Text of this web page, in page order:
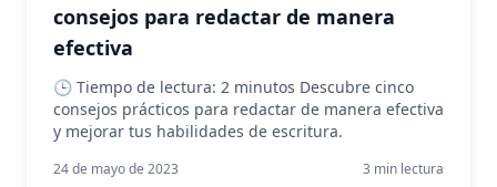
consejos para redactar de manera
efectiva
🕒 Tiempo de lectura: 2 minutos Descubre cinco
consejos prácticos para redactar de manera efectiva
y mejorar tus habilidades de escritura.
24 de mayo de 2023 3 min lectura